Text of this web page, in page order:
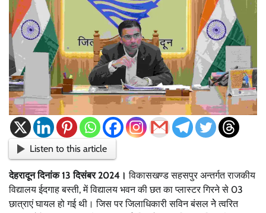
Listen to this article
देहरादून दिनांक 13 दिसंबर 2024। विकासखण्ड सहसपुर अन्तर्गत राजकीय
विद्यालय ईदगाह बस्ती, में विद्यालय भवन की छत का प्लास्टर गिरने से 03
छात्राएं घायल हो गई थी। जिस पर जिलाधिकारी सविन बंसल नेे त्वरित